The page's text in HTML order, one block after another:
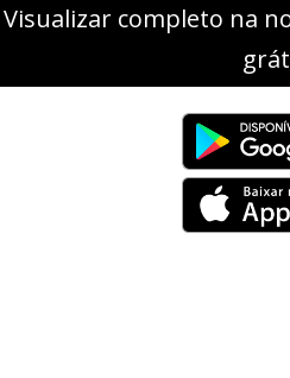
Visualizar completo na